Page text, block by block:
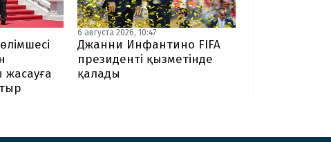
жасауға
6 августа 2026, 10:47
Джанни Инфантино FIFA
президенті қызметінде
қалады